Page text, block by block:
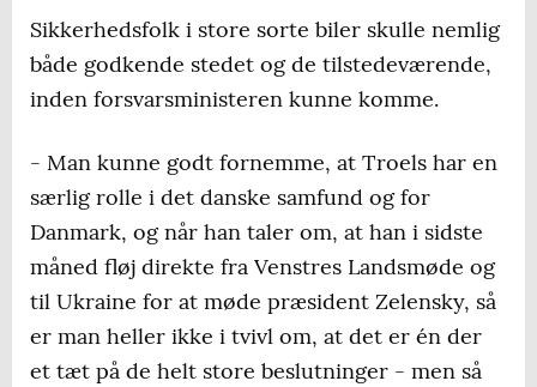
Sikkerhedsfolk i store sorte biler skulle nemlig
både godkende stedet og de tilstedeværende,
inden forsvarsministeren kunne komme.
- Man kunne godt fornemme, at Troels har en
særlig rolle i det danske samfund og for
Danmark, og når han taler om, at han i sidste
måned fløj direkte fra Venstres Landsmøde og
til Ukraine for at møde præsident Zelensky, så
er man heller ikke i tvivl om, at det er én der
et tæt på de helt store beslutninger - men så